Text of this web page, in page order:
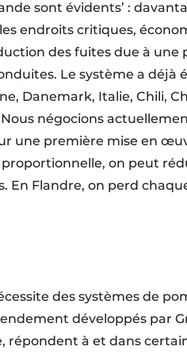
sont évidents’ :
endroits critiques,
des fuites due à une
Le système a déjà
Danemark, Italie, Chili,
négocions
une première mise en
on peut
En Flandre, on perd
des systèmes de
développés par
répondent à et dans